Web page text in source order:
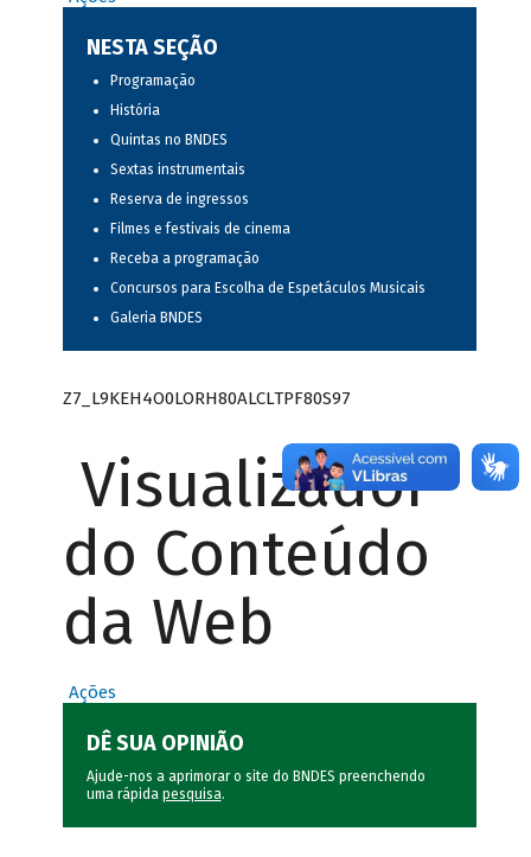
NESTA SEÇÃO
Programação
História
Quintas no BNDES
Sextas instrumentais
Reserva de ingressos
Filmes e festivais de cinema
Receba a programação
Concursos para Escolha de Espetáculos Musicais
Galeria BNDES
Z7_L9KEH4O0LORH80ALCLTPF80S97
Visualizador
do Conteúdo
da Web
Ações
DÊ SUA OPINIÃO
Ajude-nos a aprimorar o site do BNDES preenchendo
uma rápida pesquisa.